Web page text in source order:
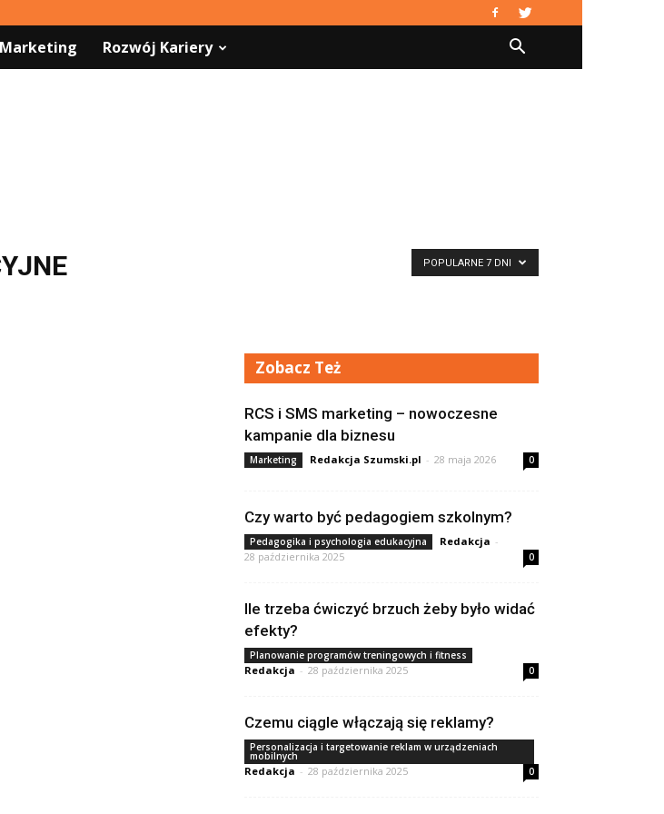
Marketing Rozwój Kariery
POPULARNE 7 DNI
Zobacz Też
RCS i SMS marketing – nowoczesne
kampanie dla biznesu
Marketing Redakcja Szumski.pl - 28 maja 2026 0
Czy warto być pedagogiem szkolnym?
Pedagogika i psychologia edukacyjna Redakcja -
28 października 2025
0
Ile trzeba ćwiczyć brzuch żeby było widać
efekty?
Planowanie programów treningowych i fitness
Redakcja - 28 października 2025 0
Czemu ciągle włączają się reklamy?
Personalizacja i targetowanie reklam w urządzeniach
mobilnych
Redakcja - 28 października 2025 0